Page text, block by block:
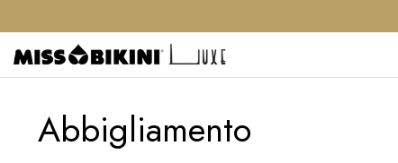
Abbigliamento